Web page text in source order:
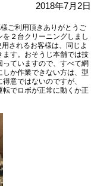
2018年7月2日
ご利用頂きありがとうご
２台クリーニングしまし
されるお客様は、同じよ
ます。おそうじ本舗では技
ていますので、すべて網
か作業できない方は、型
意ではないのですが、
転でロボが正常に動くか正